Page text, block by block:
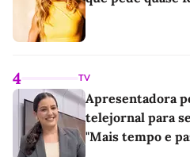
4 TV
Apresentadora
telejornal para
"Mais tempo e